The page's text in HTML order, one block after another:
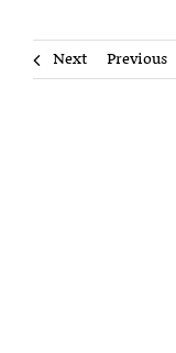
Previous
Next